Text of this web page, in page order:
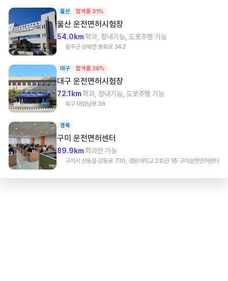
울산 합격률 31%
울산 운전면허시험장
54.0km학과, 장내기능, 도로주행 가능
울주군 상북면 봉화로 342
대구 합격률 36%
대구 운전면허시험장
72.1km학과, 장내기능, 도로주행 가능
북구 태암남로 38
경북
구미 운전면허센터
89.9km학과만 가능
구미시 산동읍 강동로 730, 경운대학교 2호관 1층 구미운전면허센터